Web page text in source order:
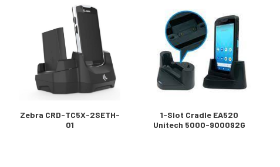
Zebra CRD-TC5X-2SETH-
01
1-Slot Cradle EA520
Unitech 5000-900092G